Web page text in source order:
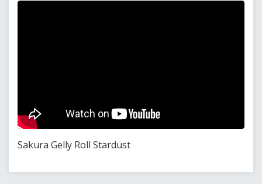
Sakura Gelly Roll Stardust